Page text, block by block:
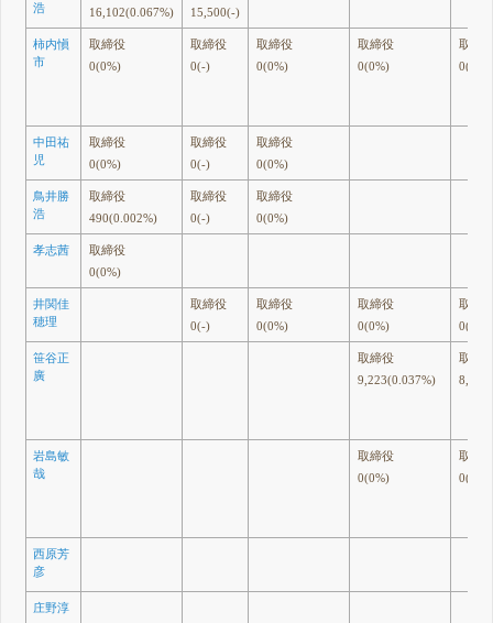
浩
16,102(0.067%)
15,500(-)
柿内愼
市
取締役
0(0%)
取締役
0(-)
取締役
0(0%)
取締役
0(0%)
取締
0(0%)
中田祐
児
取締役
0(0%)
取締役
0(-)
取締役
0(0%)
鳥井勝
浩
取締役
490(0.002%)
取締役
0(-)
取締役
0(0%)
孝志茜
取締役
0(0%)
井関佳
穂理
取締役
0(-)
取締役
0(0%)
取締役
0(0%)
取締
0(0%)
笹谷正
廣
取締役
9,223(0.037%)
取締
岩島敏
哉
取締役
0(0%)
取締
0(0%)
西原芳
彦
庄野淳